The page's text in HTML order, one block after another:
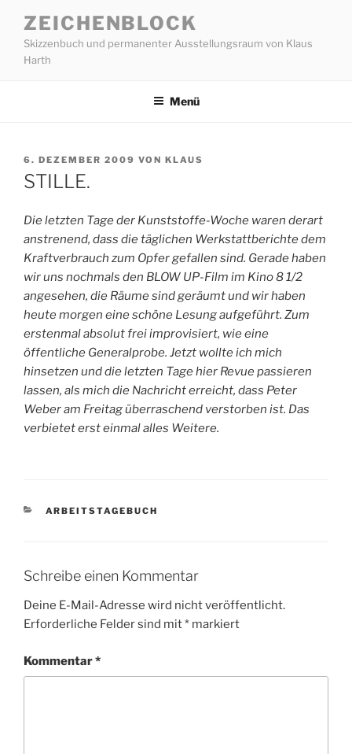
Inhalt
springen
ZEICHENBLOCK
Skizzenbuch und permanenter Ausstellungsraum von Klaus
Harth
Menü
VERÖFFENTLICHT
AM
6. DEZEMBER 2009 VON KLAUS
STILLE.
Die letzten Tage der Kunststoffe-Woche waren derart
anstrenend, dass die täglichen Werkstattberichte dem
Kraftverbrauch zum Opfer gefallen sind. Gerade haben
wir uns nochmals den BLOW UP-Film im Kino 8 1/2
angesehen, die Räume sind geräumt und wir haben
heute morgen eine schöne Lesung aufgeführt. Zum
erstenmal absolut frei improvisiert, wie eine
öffentliche Generalprobe. Jetzt wollte ich mich
hinsetzen und die letzten Tage hier Revue passieren
lassen, als mich die Nachricht erreicht, dass Peter
Weber am Freitag überraschend verstorben ist. Das
verbietet erst einmal alles Weitere.
KATEGORIEN
ARBEITSTAGEBUCH
Schreibe einen Kommentar
Deine E-Mail-Adresse wird nicht veröffentlicht.
Erforderliche Felder sind mit* markiert
Kommentar*